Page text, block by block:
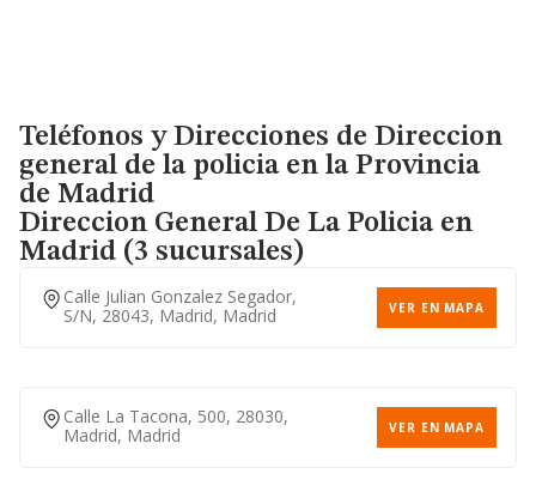
Teléfonos y Direcciones de Direccion
general de la policia en la Provincia
de Madrid
Direccion General De La Policiaen
Madrid (3 sucursales)
Calle Julian Gonzalez Segador,
S/n, 28043, Madrid, Madrid
VER EN MAPA
Calle La Tacona, 500, 28030,
Madrid, Madrid
VER EN MAPA